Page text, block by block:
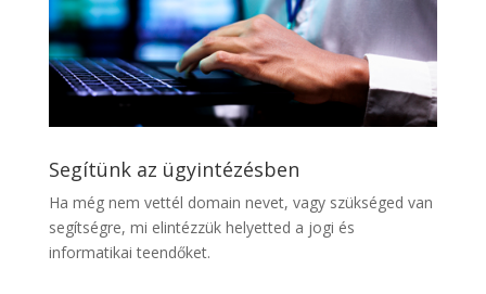
Segítünk az ügyintézésben
Ha még nem vettél domain nevet, vagy szükséged van
segítségre, mi elintézzük helyetted a jogi és
informatikai teendőket.